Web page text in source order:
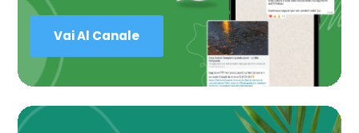
Vai Al Canale